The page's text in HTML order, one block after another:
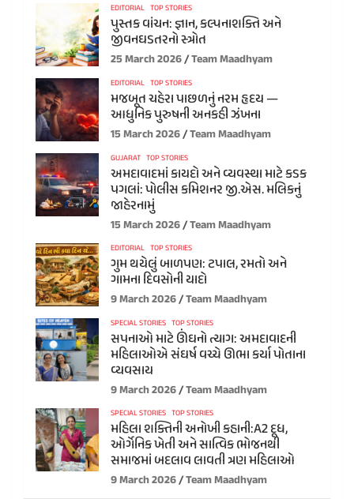
EDITORIAL TOP STORIES
પુસ્તક વાંચન: જ્ઞાન, કલ્પનાશક્તિ અને
જીવનઘડતરનો સ્ત્રોત
25 March 2026 Team Maadhyam
EDITORIAL TOP STORIES
મજબૂત ચહેરા પાછળનું નરમ હૃદય —
આધુનિક પુરુષની અનકહી ઝંખના
15 March 2026 Team Maadhyam
GUJARAT TOP STORIES
અમદાવાદમાં કાયદો અને વ્યવસ્થા માટે કડક
પગલાં: પોલીસ કમિશનર જી.એસ. મલિકનું
જાહેરનામું
15 March 2026 Team Maadhyam
EDITORIAL TOP STORIES
ગુમ થયેલું બાળપણ: ટપાલ, રમતો અને
ગામના દિવસોની યાદો
9 March 2026 Team Maadhyam
SPECIAL STORIES TOP STORIES
સપનાઓ માટે ઊંઘનો ત્યાગ: અમદાવાદની
મહિલાઓએ સંઘર્ષ વચ્ચે ઊભા કર્યા પોતાના
વ્યવસાય
9 March 2026 Team Maadhyam
SPECIAL STORIES TOP STORIES
મહિલા શક્તિની અનોખી કહાની:A2 દૂધ,
ઓર્ગેનિક ખેતી અને સાત્વિક ભોજનથી
સમાજમાં બદલાવ લાવતી ત્રણ મહિલાઓ
9 March 2026 Team Maadhyam